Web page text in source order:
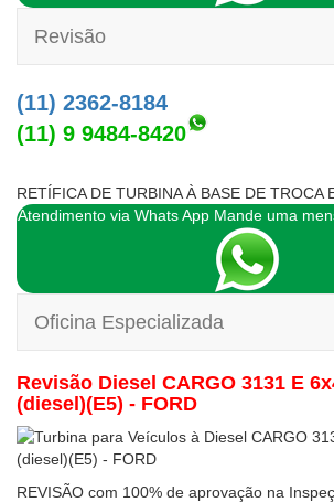
Revisão
(11) 2362-8184
(11) 9 9484-8420
RETÍFICA DE TURBINA À BASE DE TROCA
Atendimento via Whats App Mande uma
Oficina Especializada
Revisão Diesel CARGO 3131 E
(diesel)(E5) - FORD
REVISÃO com 100% de aprovação na